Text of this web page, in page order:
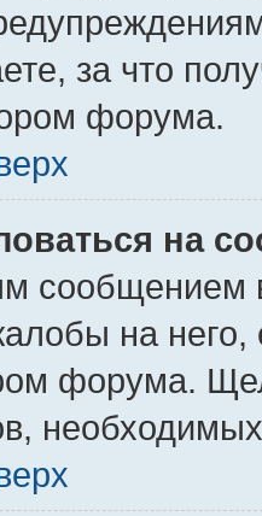
за что
форума.
на
сообщением
на
форума.